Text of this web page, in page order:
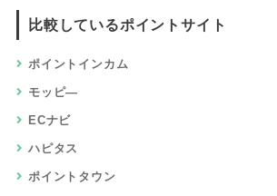
比較しているポイントサイト
ポイントインカム
モッピ―
ECナビ
ハピタス
ポイントタウン